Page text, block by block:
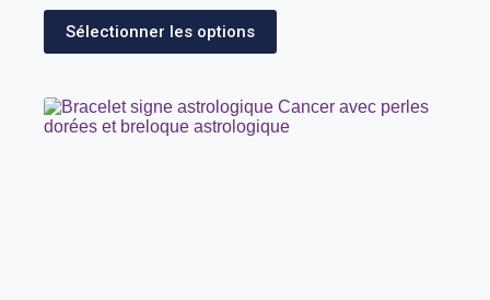
Sélectionner les options